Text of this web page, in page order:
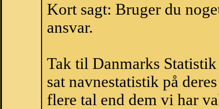
Kort sagt: Bruger du
ansvar.
Tak til Danmarks
sat navnestatistik på
flere tal end dem vi har